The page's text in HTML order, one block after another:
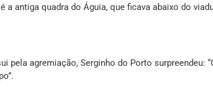
antiga quadra do Águia, que ficava abaixo do
agremiação, Serginho do Porto surpreendeu: